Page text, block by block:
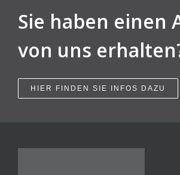
Sie haben einen
von uns
HIER FINDEN SIE INFOS DAZU